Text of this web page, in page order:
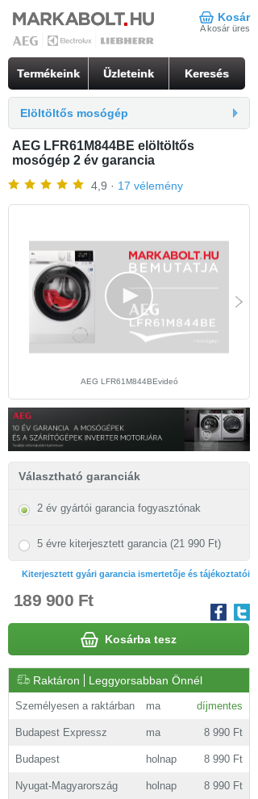
Kosár
A kosár üres
Termékeink Üzleteink Keresés
Elöltöltős mosógép
AEG LFR61M844BE elöltöltős
mosógép 2 év garancia
4,9 · 17 vélemény
AEG LFR61M844BEvideó
Választható garanciák
2 év gyártói garancia fogyasztónak
5 évre kiterjesztett garancia (21 990 Ft)
Kiterjesztett gyári garancia ismertetője és tájékoztatói
189 900 Ft
Kosárba tesz
Raktáron Leggyorsabban Önnél
Személyesen a raktárban ma díjmentes
Budapest Expressz ma 8 990 Ft
Budapest holnap 8 990 Ft
Nyugat-Magyarország holnap 8 990 Ft